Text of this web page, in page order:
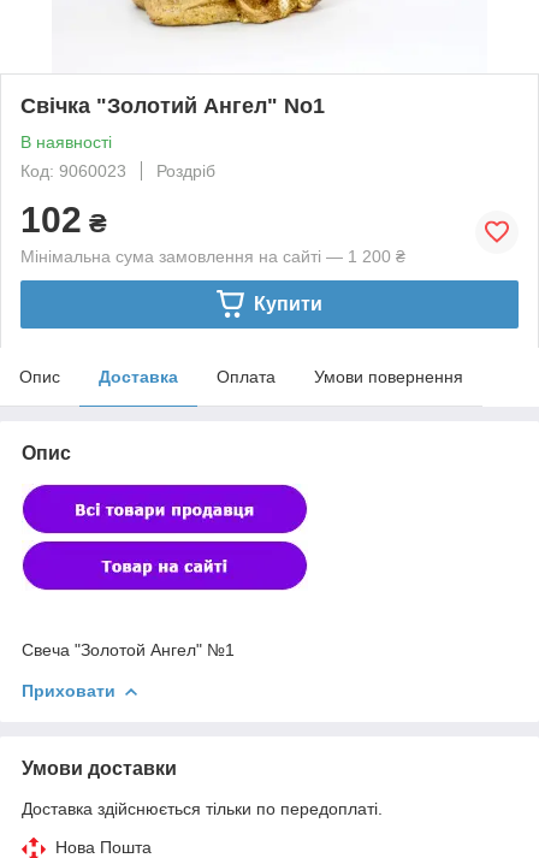
Свічка "Золотий Ангел" No1
В наявності
Код: 9060023
Роздріб
102 ₴
Мінімальна сума замовлення на сайті — 1 200 ₴
Купити
Опис Доставка Оплата Умови повернення
Опис
Свеча "Золотой Ангел" №1
Приховати
Умови доставки
Доставка здійснюється тільки по передоплаті.
Нова Пошта